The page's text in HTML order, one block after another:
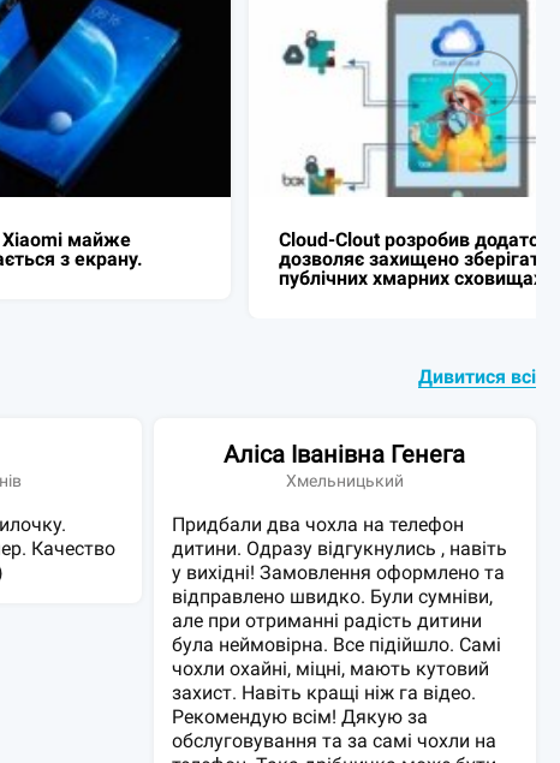
додаток, який
зберігати файли у
сховищах.
Додаток DuckTest: перевірити
харчових та косметичних
Україні через штрих-код.
Дивитися всі
Качество
Аліса Іванівна Генега
Хмельницький
Придбали два чохла на телефон
дитини. Одразу відгукнулись , навіть
у вихідні! Замовлення оформлено та
відправлено швидко. Були сумніви,
але при отриманні радість дитини
була неймовірна. Все підійшло. Самі
чохли охайні, міцні, мають кутовий
захист. Навіть кращі ніж га відео.
Рекомендую всім! Дякую за
обслуговування та за самі чохли на